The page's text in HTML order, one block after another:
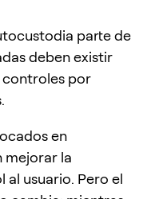
parte de
deben existir
controles por
en
mejorar la
usuario. Pero el